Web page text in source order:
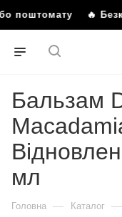
поштомату 🔥
Бальзам
мл
Головна — Каталог —